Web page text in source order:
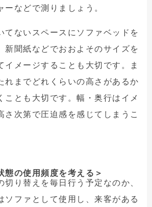
ーなどで測りましょう。
てないスペースにソファベッドを
新聞紙などでおおよそのサイズを
イメージすることも大切です。ま
れまでどれくらいの高さがあるか
ことも大切です。幅・奥行はイメ
さ次第で圧迫感を感じてしまうこ
態の使用頻度を考える＞
切り替えを毎日行う予定なのか、
ソファとして使用し、来客がある